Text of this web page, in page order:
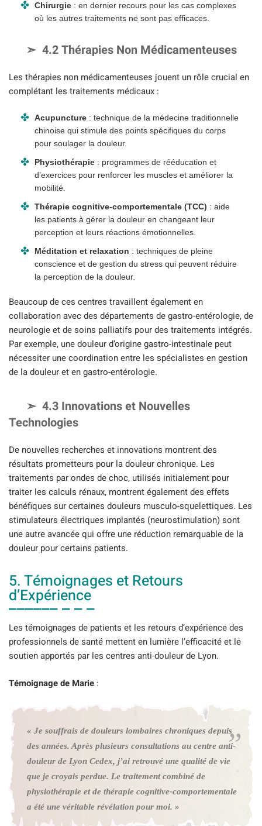
Chirurgie : en dernier recours pour les cas complexes
où les autres traitements ne sont pas efficaces.
4.2 Thérapies Non Médicamenteuses
Les thérapies non médicamenteuses jouent un rôle crucial en
complétant les traitements médicaux :
Acupuncture : technique de la médecine traditionnelle
chinoise qui stimule des points spécifiques du corps
pour soulager la douleur.
Physiothérapie : programmes de rééducation et
d’exercices pour renforcer les muscles et améliorer la
mobilité.
Thérapie cognitive-comportementale (TCC) : aide
les patients à gérer la douleur en changeant leur
perception et leurs réactions émotionnelles.
Méditation et relaxation : techniques de pleine
conscience et de gestion du stress qui peuvent réduire
la perception de la douleur.
Beaucoup de ces centres travaillent également en
collaboration avec des départements de gastro-entérologie, de
neurologie et de soins palliatifs pour des traitements intégrés.
Par exemple, une douleur d’origine gastro-intestinale peut
nécessiter une coordination entre les spécialistes en gestion
de la douleur et en gastro-entérologie.
4.3 Innovations et Nouvelles
Technologies
De nouvelles recherches et innovations montrent des
résultats prometteurs pour la douleur chronique. Les
traitements par ondes de choc, utilisés initialement pour
traiter les calculs rénaux, montrent également des effets
bénéfiques sur certaines douleurs musculo-squelettiques. Les
stimulateurs électriques implantés (neurostimulation) sont
une autre avancée qui offre une réduction remarquable de la
douleur pour certains patients.
5. Témoignages et Retours
d’Expérience
Les témoignages de patients et les retours d’expérience des
professionnels de santé mettent en lumière l’efficacité et le
soutien apportés par les centres anti-douleur de Lyon.
Témoignage de Marie :
« Je souffrais de douleurs lombaires chroniques depuis
des années. Après plusieurs consultations au centre anti-
douleur de Lyon Cedex, j’ai retrouvé une qualité de vie
que je croyais perdue. Le traitement combiné de
physiothérapie et de thérapie cognitive-comportementale
a été une véritable révélation pour moi. »